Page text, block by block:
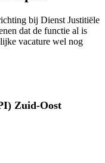
bij Dienst Justitiële
dat de functie al is
vacature wel nog
Zuid-Oost